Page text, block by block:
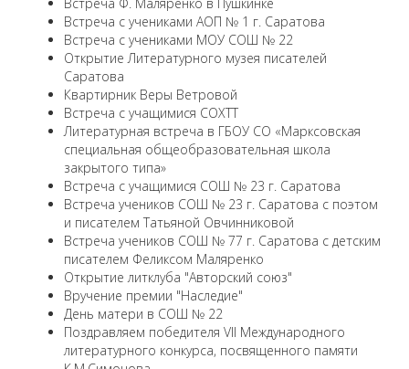
Встреча с учениками АОП № 1 г. Саратова
Встреча с учениками МОУ СОШ № 22
Открытие Литературного музея писателей
Саратова
Квартирник Веры Ветровой
Встреча с учащимися СОХТТ
Литературная встреча в ГБОУ СО «Марксовская
специальная общеобразовательная школа
закрытого типа»
Встреча с учащимися СОШ № 23 г. Саратова
Встреча учеников СОШ № 23 г. Саратова с поэтом
и писателем Татьяной Овчинниковой
Встреча учеников СОШ № 77 г. Саратова с детским
писателем Феликсом Маляренко
Открытие литклуба "Авторский союз"
Вручение премии "Наследие"
День матери в СОШ № 22
Поздравляем победителя VII Международного
литературного конкурса, посвященного памяти